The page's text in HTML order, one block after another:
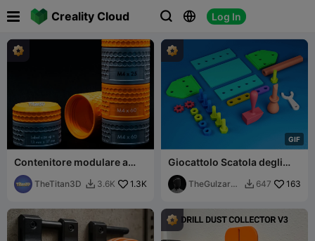
Creality Cloud   Log In
 
Contenitore modulare a
nido d'ape / Spazio per
etichettaTheTitan3D  3.6K 1.3K
GIF
Giocattolo Scatola degli
Attrezzi Modulare per
Bambini | Set Interattivo
Montessori
TheGulzar3
 647 163